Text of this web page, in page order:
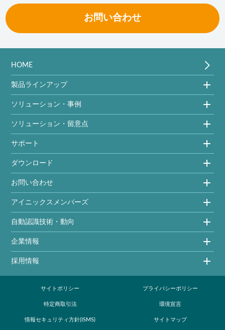
お問い合わせ
HOME
製品ラインアップ
ソリューション・事例
ソリューション・留意点
サポート
ダウンロード
お問い合わせ
アイニックスメンバーズ
自動認識技術・動向
企業情報
採用情報
サイトポリシー プライバシーポリシー
特定商取引法 環境宣言
情報セキュリティ方針(ISMS) サイトマップ